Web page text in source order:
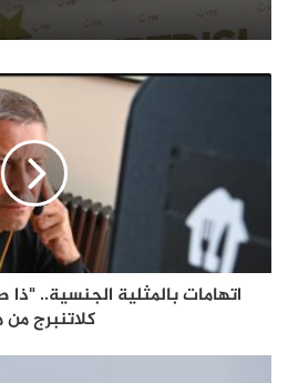
اتهامات بالمثلية الجنسية..
كلاتنبرج